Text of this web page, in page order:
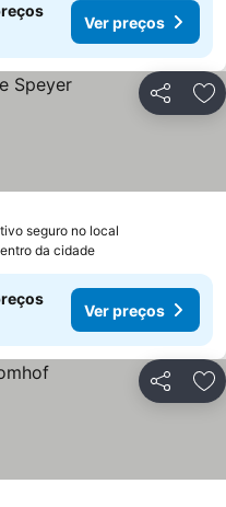
Ver preços
Partilhar
seguro no local
da cidade
Ver preços
Partilhar